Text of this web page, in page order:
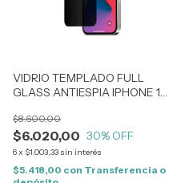
VIDRIO TEMPLADO FULL
GLASS ANTIESPIA IPHONE 15
$6.020,00
$8.600,00
30% OFF
6x $1.003,33 sin interés
$5.418,00 con Transferencia o